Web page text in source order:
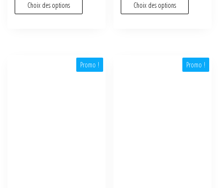
Choix des options Choix des options
Promo ! Promo !